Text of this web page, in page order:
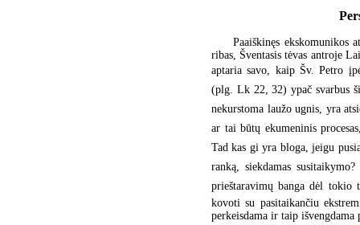
Paaiškinęs ekskomunikos
ribas, Šventasis tėvas antroje
aptaria savo, kaip Šv. Petro
(plg. Lk 22, 32) ypač svarbus
nekurstoma laužo ugnis, yra
ar tai būtų ekumeninis
Tad kas gi yra bloga, jeigu
ranką, siekdamas
prieštaravimų banga dėl tokio
kovoti su pasitaikančiu
perkeisdama ir taip išvengdama